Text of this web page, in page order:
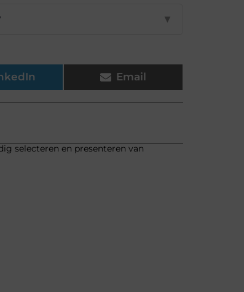
▼
Email
selecteren en presenteren van